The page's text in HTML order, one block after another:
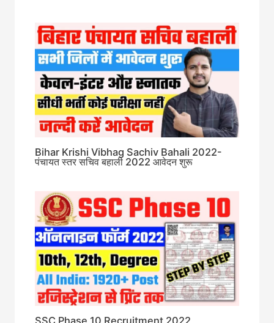
Bihar Krishi Vibhag Sachiv Bahali 2022-
पंचायत स्तर सचिव बहाली 2022 आवेदन शुरू
SSC Phase 10 Recruitment 2022